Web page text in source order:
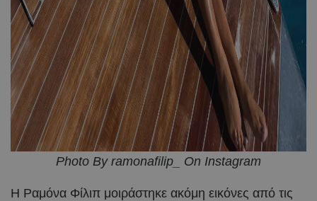
Photo By ramonafilip_ On Instagram
Η Ραμόνα Φίλιπ μοιράστηκε ακόμη εικόνες από τις